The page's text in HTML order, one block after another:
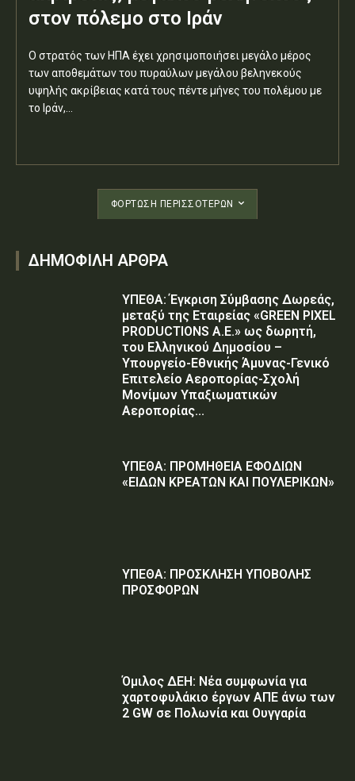
στον πόλεμο στο Ιράν
Ο στρατός των ΗΠΑ έχει χρησιμοποιήσει μεγάλο μέρος
των αποθεμάτων του πυραύλων μεγάλου βεληνεκούς
υψηλής ακρίβειας κατά τους πέντε μήνες του πολέμου με
το Ιράν,...
ΦΌΡΤΩΣΗ ΠΕΡΙΣΣΟΤΈΡΩΝ
ΔΗΜΟΦΙΛΗ ΑΡΘΡΑ
ΥΠΕΘΑ: Έγκριση Σύμβασης Δωρεάς,
μεταξύ της Εταιρείας «GREEN PIXEL
PRODUCTIONS Α.Ε.» ως δωρητή,
του Ελληνικού Δημοσίου –
Υπουργείο-Εθνικής Άμυνας-Γενικό
Επιτελείο Αεροπορίας-Σχολή
Μονίμων Υπαξιωματικών
Αεροπορίας...
ΥΠΕΘΑ: ΠΡΟΜΗΘΕΙΑ ΕΦΟΔΙΩΝ
«ΕΙΔΩΝ ΚΡΕΑΤΩΝ ΚΑΙ ΠΟΥΛΕΡΙΚΩΝ»
ΥΠΕΘΑ: ΠΡΟΣΚΛΗΣΗ ΥΠΟΒΟΛΗΣ
ΠΡΟΣΦΟΡΩΝ
Όμιλος ΔΕΗ: Νέα συμφωνία για
χαρτοφυλάκιο έργων ΑΠΕ άνω των
2 GW σε Πολωνία και Ουγγαρία